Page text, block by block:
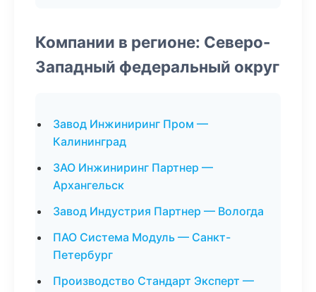
Компании в регионе: Северо-
Западный федеральный округ
Завод Инжиниринг Пром —
Калининград
ЗАО Инжиниринг Партнер —
Архангельск
Завод Индустрия Партнер — Вологда
ПАО Система Модуль — Санкт-
Петербург
Производство Стандарт Эксперт —